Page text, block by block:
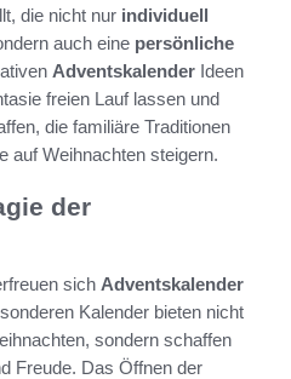
die nicht nur individuell
auch eine persönliche
Adventskalender Ideen
freien Lauf lassen und
die familiäre Traditionen
auf Weihnachten steigern.
der
sich Adventskalender
Kalender bieten nicht
sondern schaffen
Freude. Das Öffnen der